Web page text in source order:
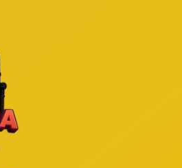
coordinador territorial de
Occidente. La […]